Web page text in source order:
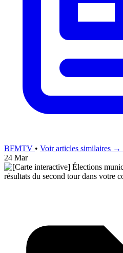
BFMTV • Voir articles similaires →
24 Mar